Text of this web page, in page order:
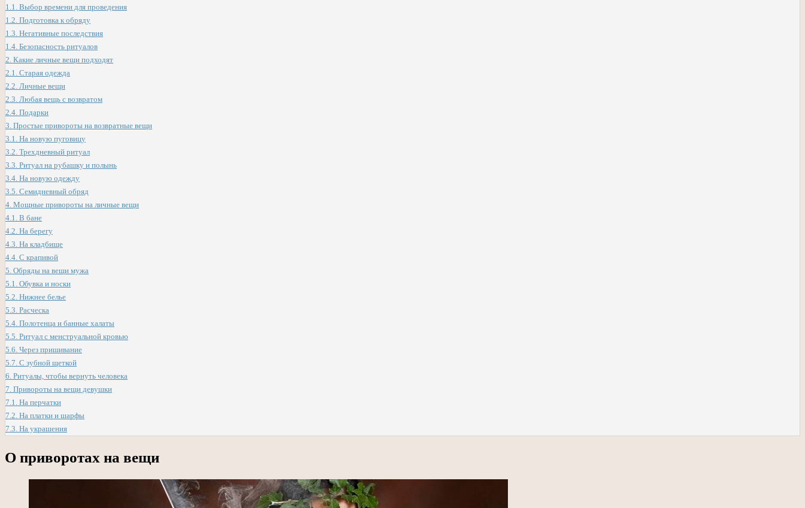
1.1. Выбор времени для проведения
1.2. Подготовка к обряду
1.3. Негативные последствия
1.4. Безопасность ритуалов
2. Какие личные вещи подходят
2.1. Старая одежда
2.2. Личные вещи
2.3. Любая вещь с возвратом
2.4. Подарки
3. Простые привороты на возвратные вещи
3.1. На новую пуговицу
3.2. Трехдневный ритуал
3.3. Ритуал на рубашку и полынь
3.4. На новую одежду
3.5. Семидневный обряд
4. Мощные привороты на личные вещи
4.1. В бане
4.2. На берегу
4.3. На кладбище
4.4. С крапивой
5. Обряды на вещи мужа
5.1. Обувка и носки
5.2. Нижнее белье
5.3. Расческа
5.4. Полотенца и банные халаты
5.5. Ритуал с менструальной кровью
5.6. Через пришивание
5.7. С зубной щеткой
6. Ритуалы, чтобы вернуть человека
7. Привороты на вещи девушки
7.1. На перчатки
7.2. На платки и шарфы
7.3. На украшения
О приворотах на вещи